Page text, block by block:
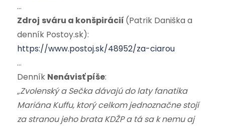
…
Zdroj sváru a konšpirácií (Patrik Daniška a
denník Postoy.sk):
https://www.postoj.sk/48952/za-ciarou
…
Denník Nenávisť píše:
„Zvolenský a Sečka dávajú do laty fanatika
Mariána Kuffu, ktorý celkom jednoznačne stojí
za stranou jeho brata KDŽP a tá sa k nemu aj